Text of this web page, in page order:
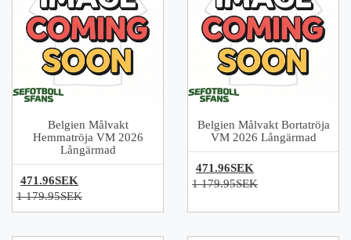
Belgien Målvakt
Hemmatröja VM 2026
Långärmad
471.96SEK
1 179.95SEK
Belgien Målvakt Bortatröja
VM 2026 Långärmad
471.96SEK
1 179.95SEK